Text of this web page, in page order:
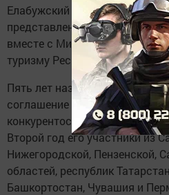
Елабужский
представлен на
вместе с Министерством по
туризму Республики
Пять лет назад было
соглашение «Великая Волга»
конкурентоспособности
Второй год его участники из
Нижегородской, Пензенской,
областей, республик
Башкортостан, Чувашия и